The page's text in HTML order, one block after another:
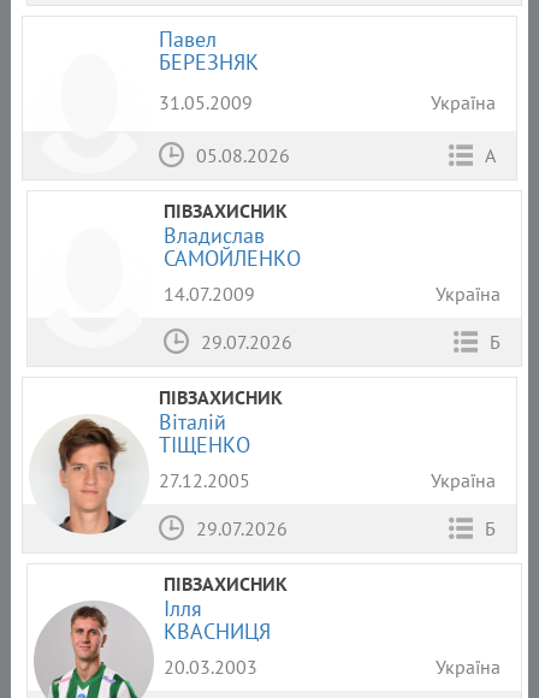
Павел
БЕРЕЗНЯК
31.05.2009 Україна
05.08.2026 А
ПІВЗАХИСНИК
Владислав
САМОЙЛЕНКО
14.07.2009
Україна
29.07.2026
Б
ПІВЗАХИСНИК
Віталій
ТІЩЕНКО
27.12.2005
Україна
29.07.2026
Б
ПІВЗАХИСНИК
Ілля
КВАСНИЦЯ
20.03.2003
Україна